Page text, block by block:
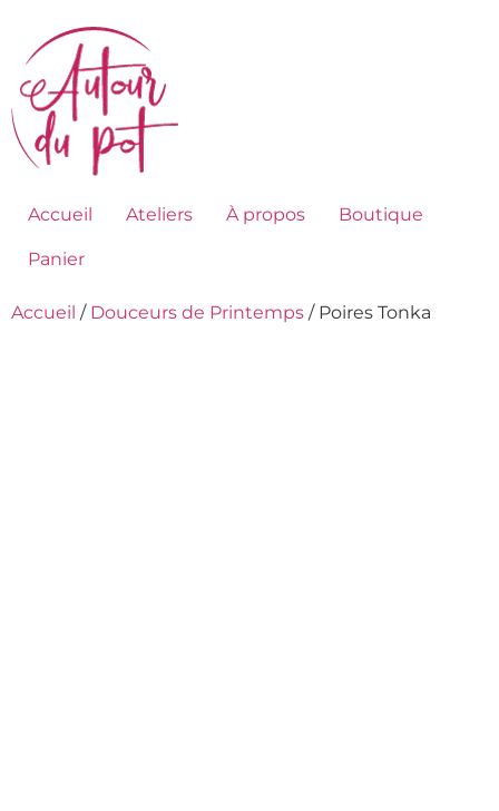
Accueil Ateliers À propos Boutique
Panier
Accueil / Douceurs de Printemps / Poires Tonka